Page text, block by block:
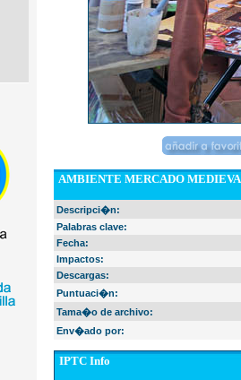
AMBIENTE MERCADO
Descripci�n:
Palabras clave:
Fecha:
Impactos:
Descargas:
Puntuaci�n:
Tama�o de archivo:
Env�ado por:
IPTC Info